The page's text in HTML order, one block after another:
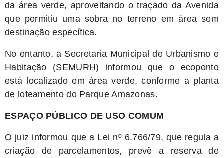
da área verde, aproveitando o traçado da Avenida
que permitiu uma sobra no terreno em área sem
destinação específica.
No entanto, a Secretaria Municipal de Urbanismo e
Habitação (SEMURH) informou que o ecoponto
está localizado em área verde, conforme a planta
de loteamento do Parque Amazonas.
ESPAÇO PÚBLICO DE USO COMUM
O juiz informou que a Lei nº 6.766/79, que regula a
criação de parcelamentos, prevê a reserva de